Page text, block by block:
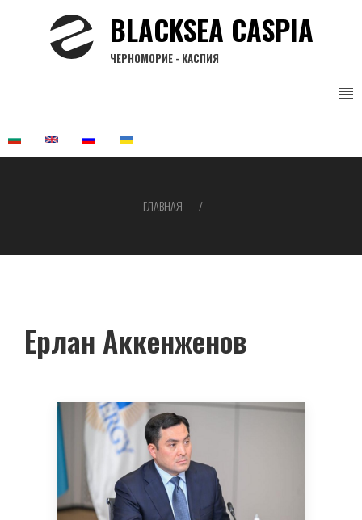
BLACKSEA CASPIA
ЧЕРНОМОРИЕ - КАСПИЯ
навигации
ГЛАВНАЯ
Ерлан Аккенженов